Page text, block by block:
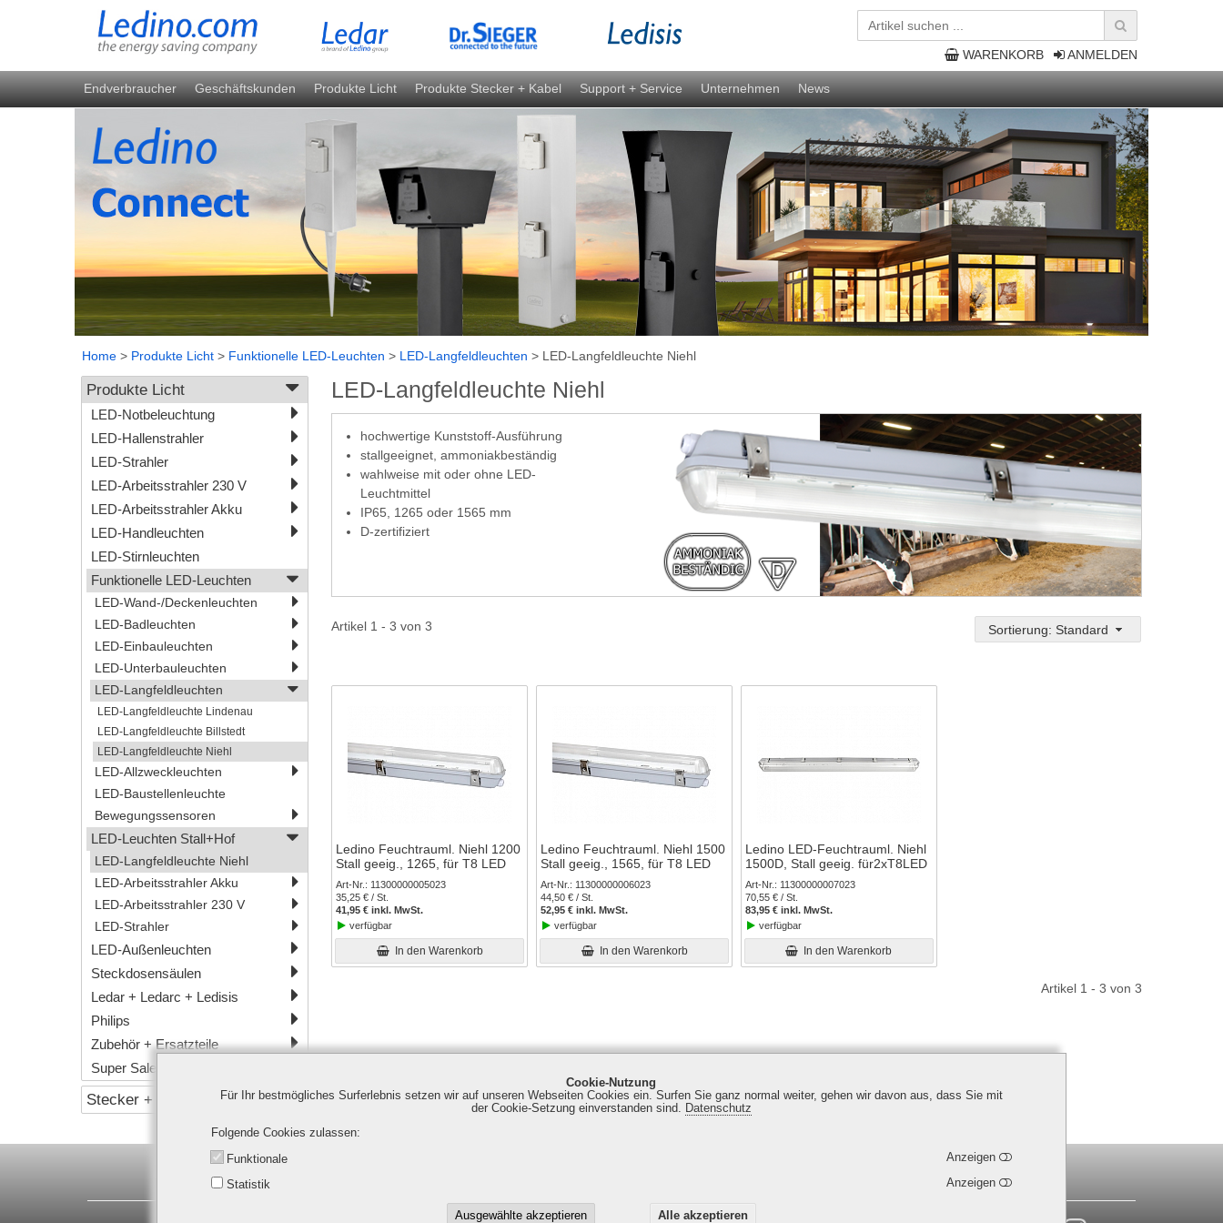
Cookie-Nutzung
Für Ihr bestmögliches Surferlebnis setzen wir auf unseren Webseiten Cookies ein. Surfen Sie ganz normal weiter, gehen wir davon aus, dass Sie mit
der Cookie-Setzung einverstanden sind. Datenschutz
Folgende Cookies zulassen
Funktionale Anzeigen
Statistik Anzeigen
Ausgewählte akzeptieren Alle akzeptieren
ANMELDEN
WARENKORB
Endverbraucher Geschäftskunden Produkte Licht Produkte Stecker + Kabel Support + Service Unternehmen News
Home > Produkte Licht > Funktionelle LED-Leuchten > LED-Langfeldleuchten > LED-Langfeldleuchte Niehl
Produkte Licht
LED-Notbeleuchtung
LED-Hallenstrahler
LED-Strahler
LED-Arbeitsstrahler 230 V
LED-Arbeitsstrahler Akku
LED-Handleuchten
LED-Stirnleuchten
Funktionelle LED-Leuchten
LED-Wand-/Deckenleuchten
LED-Badleuchten
LED-Einbauleuchten
LED-Unterbauleuchten
LED-Langfeldleuchten
LED-Langfeldleuchte Lindenau
LED-Langfeldleuchte Billstedt
LED-Langfeldleuchte Niehl
LED-Allzweckleuchten
LED-Baustellenleuchte
Bewegungssensoren
LED-Leuchten Stall+Hof
LED-Langfeldleuchte Niehl
LED-Arbeitsstrahler Akku
LED-Arbeitsstrahler 230 V
LED-Strahler
LED-Außenleuchten
Steckdosensäulen
Ledar + Ledarc + Ledisis
Philips
Zubehör + Ersatzteile
Super Sale
Stecker + Kabel
LED-Langfeldleuchte Niehl
hochwertige Kunststoff-Ausführung
stallgeeignet, ammoniakbeständig
wahlweise mit oder ohne LED-
Leuchtmittel
IP65, 1265 oder 1565 mm
D-zertifiziert
Artikel 1 - 3 von 3 Sortierung: Standard
Ledino Feuchtrauml. Niehl 1200
Stall geeig., 1265, für T8 LED
Art-Nr.
11300000005023
35,25 € / St.
41,95 € inkl. MwSt.
verfügbar
In den Warenkorb
Ledino Feuchtrauml. Niehl 1500
Stall geeig., 1565, für T8 LED
Art-Nr.
11300000006023
44,50 € / St.
52,95 € inkl. MwSt.
verfügbar
In den Warenkorb
Ledino LED-Feuchtrauml. Niehl
1500D, Stall geeig. für2xT8LED
Art-Nr.
11300000007023
70,55 € / St.
83,95 € inkl. MwSt.
verfügbar
In den Warenkorb
Artikel 1 - 3 von 3
Ledino Deutschland GmbH | Spitzahornweg 1 | 14974 Ludwigsfelde | Tel. +49 (0) 30 7673736 - 0 | Fax +49 (0) 30 7673736 - 0 | info@ledino.com